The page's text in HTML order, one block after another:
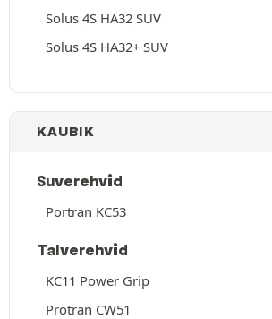
Solus 4S HA32 SUV
Solus 4S HA32+ SUV
KAUBIK
Suverehvid
Portran KC53
Talverehvid
KC11 Power Grip
Protran CW51